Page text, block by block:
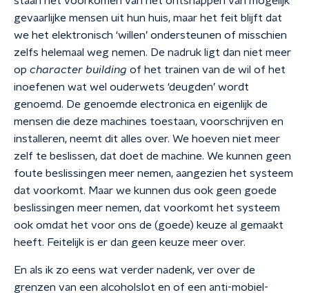
gevaarlijke mensen uit hun huis, maar het feit blijft dat
we het elektronisch ‘willen’ ondersteunen of misschien
zelfs helemaal weg nemen. De nadruk ligt dan niet meer
op character building of het trainen van de wil of het
inoefenen wat wel ouderwets ‘deugden’ wordt
genoemd. De genoemde electronica en eigenlijk de
mensen die deze machines toestaan, voorschrijven en
installeren, neemt dit alles over. We hoeven niet meer
zelf te beslissen, dat doet de machine. We kunnen geen
foute beslissingen meer nemen, aangezien het systeem
dat voorkomt. Maar we kunnen dus ook geen goede
beslissingen meer nemen, dat voorkomt het systeem
ook omdat het voor ons de (goede) keuze al gemaakt
heeft. Feitelijk is er dan geen keuze meer over.
En als ik zo eens wat verder nadenk, ver over de
grenzen van een alcoholslot en of een anti-mobiel-